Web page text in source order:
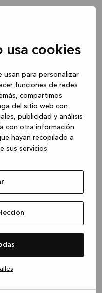
usa cookies
usan para personalizar
funciones de redes
compartimos
del sitio web con
publicidad y análisis
con otra información
hayan recopilado a
sus servicios.
has occurred
console for more